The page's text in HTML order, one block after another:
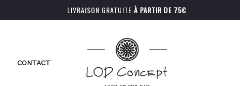
LIVRAISON GRATUITE À PARTIR DE 75€
CONTACT